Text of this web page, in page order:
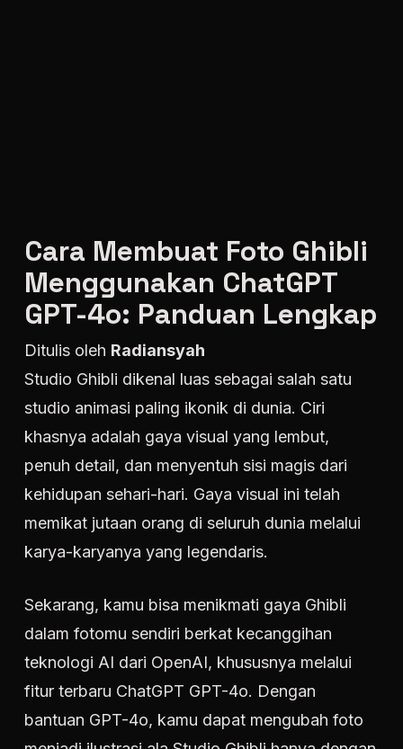
Cara Membuat Foto Ghibli
Menggunakan ChatGPT
GPT-4o: Panduan Lengkap
Ditulis oleh Radiansyah
Studio Ghibli dikenal luas sebagai salah satu
studio animasi paling ikonik di dunia. Ciri
khasnya adalah gaya visual yang lembut,
penuh detail, dan menyentuh sisi magis dari
kehidupan sehari-hari. Gaya visual ini telah
memikat jutaan orang di seluruh dunia melalui
karya-karyanya yang legendaris.
Sekarang, kamu bisa menikmati gaya Ghibli
dalam fotomu sendiri berkat kecanggihan
teknologi AI dari OpenAI, khususnya melalui
fitur terbaru ChatGPT GPT-4o. Dengan
bantuan GPT-4o, kamu dapat mengubah foto